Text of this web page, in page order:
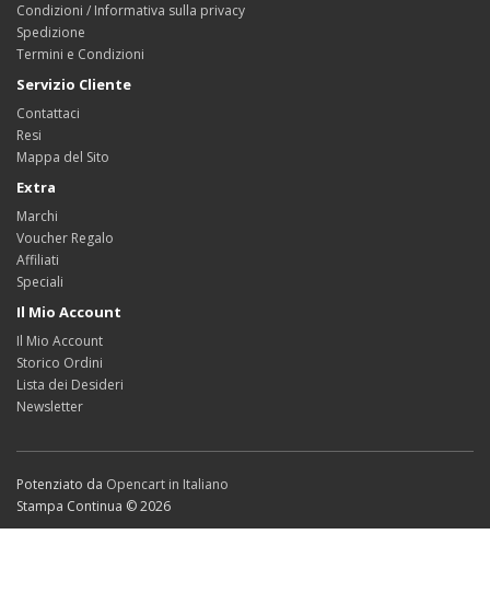
Condizioni / Informativa sulla privacy
Spedizione
Termini e Condizioni
Servizio Cliente
Contattaci
Resi
Mappa del Sito
Extra
Marchi
Voucher Regalo
Affiliati
Speciali
Il Mio Account
Il Mio Account
Storico Ordini
Lista dei Desideri
Newsletter
Potenziato da Opencart in Italiano
Stampa Continua © 2026